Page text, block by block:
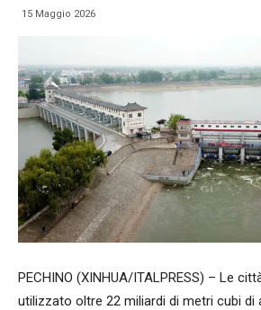
15 Maggio 2026
PECHINO (XINHUA/ITALPRESS) – Le
utilizzato oltre 22 miliardi di metri cubi di